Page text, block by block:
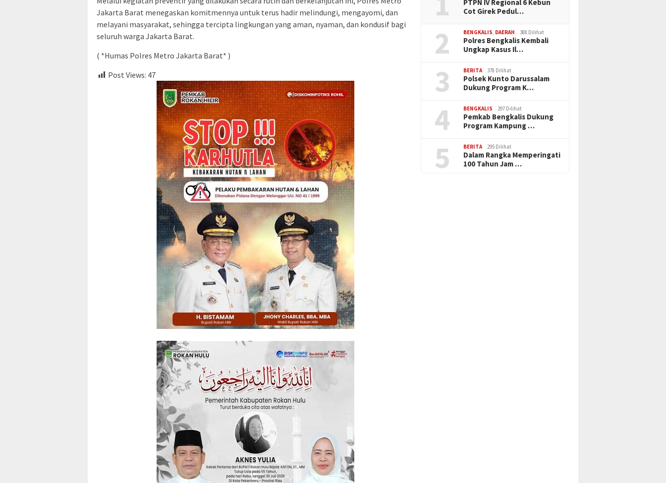
Jakarta Barat menegaskan komitmennya untuk terus hadir melindungi, mengayomi, dan
melayani masyarakat, sehingga tercipta lingkungan yang aman, nyaman, dan kondusif bagi
seluruh warga Jakarta Barat.
( *Humas Polres Metro Jakarta Barat* )
Post Views: 47
PTPN IV Regional 6 Kebun
Cot Girek Pedul…
2 BENGKALIS, DAERAH 388 Dilihat
Polres Bengkalis Kembali
Ungkap Kasus Il…
3 BERITA 378 Dilihat
Polsek Kunto Darussalam
Dukung Program K…
4 BENGKALIS 297 Dilihat
Pemkab Bengkalis Dukung
Program Kampung …
5 BERITA 295 Dilihat
Dalam Rangka Memperingati
100 Tahun Jam …